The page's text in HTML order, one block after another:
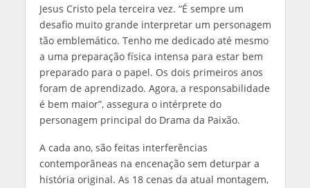
Jesus Cristo pela terceira vez. “É sempre um
desafio muito grande interpretar um personagem
tão emblemático. Tenho me dedicado até mesmo
a uma preparação física intensa para estar bem
preparado para o papel. Os dois primeiros anos
foram de aprendizado. Agora, a responsabilidade
é bem maior”, assegura o intérprete do
personagem principal do Drama da Paixão.
A cada ano, são feitas interferências
contemporâneas na encenação sem deturpar a
história original. As 18 cenas da atual montagem,